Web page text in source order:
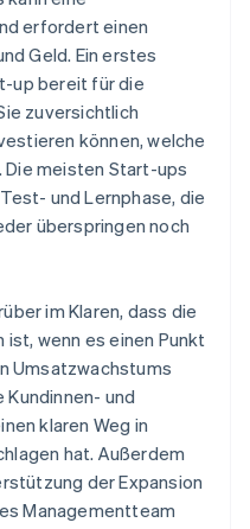
erfordert einen
Geld. Ein erstes
up bereit für die
zuversichtlich
können, welche
meisten Start-ups
und Lernphase, die
überspringen noch
im Klaren, dass die
wenn es einen Punkt
Umsatzwachstums
und
klaren Weg in
hat. Außerdem
der Expansion
Managementteam